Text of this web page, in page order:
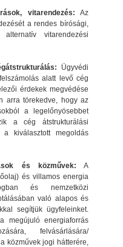
vitarendezés: Az
a rendes bírósági,
vitarendezési
Ügyvédi
alatt levő cég
érdekek megvédése
arra törekedve, hogy az
a legelőnyösebbet
a cég átstrukturálási
a kiválasztott megoldás
és közművek: A
és villamos energia
és nemzetközi
való alapos és
segítjük ügyfeleinket.
megújuló energiaforrás
felvásárlására/
közművek jogi hátterére,